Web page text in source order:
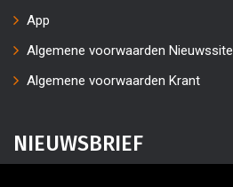
App
Algemene voorwaarden Nieuwssite
Algemene voorwaarden Krant
NIEUWSBRIEF